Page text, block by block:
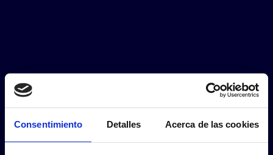
Consentimiento Detalles Acerca de las cookies